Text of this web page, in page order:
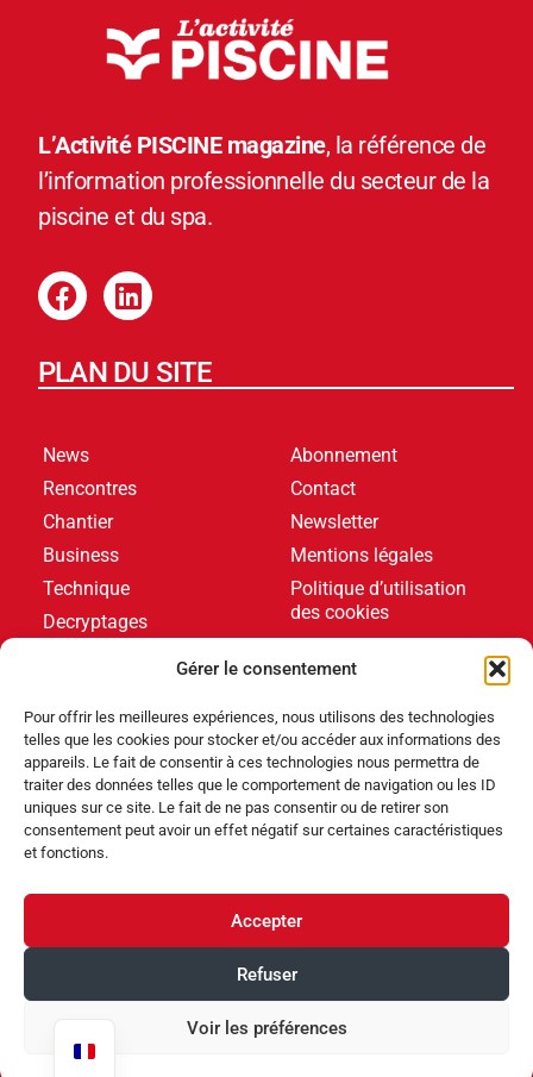
Gérer le consentement
Pour offrir les meilleures expériences, nous utilisons des technologies
telles que les cookies pour stocker et/ou accéder aux informations des
appareils. Le fait de consentir à ces technologies nous permettra de
traiter des données telles que le comportement de navigation ou les ID
uniques sur ce site. Le fait de ne pas consentir ou de retirer son
consentement peut avoir un effet négatif sur certaines caractéristiques
et fonctions.
Accepter
Refuser
Voir les préférences
L’Activité PISCINE magazine, la référence de
l’information professionnelle du secteur de la
piscine et du spa.
PLAN DU SITE
News
Rencontres
Chantier
Business
Technique
Decryptages
Abonnement
Contact
Newsletter
Mentions légales
Politique d’utilisation
des cookies
DERNIERS ARTICLES
Événements,Produits
ABRIBLUE lance SELFEEX, une fixation automatique
pour simplifier l’utilisation des volets immergés